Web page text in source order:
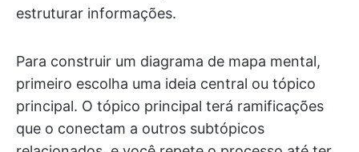
estruturar informações.
Para construir um diagrama de mapa mental,
primeiro escolha uma ideia central ou tópico
principal. O tópico principal terá ramificações
que o conectam a outros subtópicos